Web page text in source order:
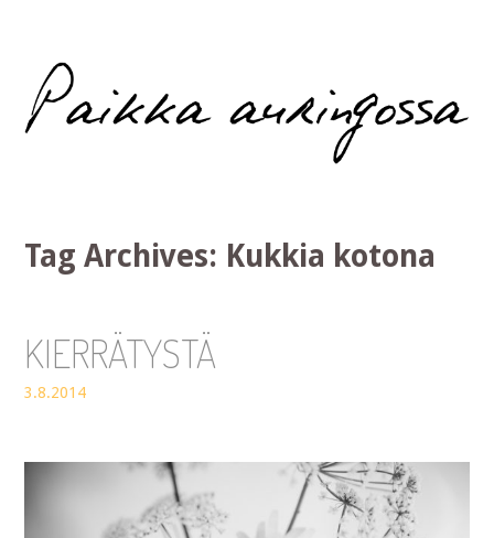
Paikka auringossa
Tag Archives: Kukkia kotona
KIERRÄTYSTÄ
3.8.2014